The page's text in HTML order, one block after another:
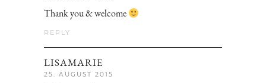
Thank you & welcome
REPLY
LISAMARIE
25. AUGUST 2015